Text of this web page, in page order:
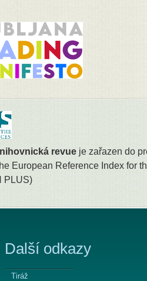
revue je zařazen do
European Reference Index for
PLUS)
Další odkazy
Tiráž